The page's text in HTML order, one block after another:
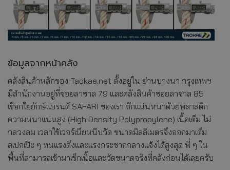
ข้อมูลจากหน้าคลัง
คลังสินค้าหลักของ Taokae.net ตั้งอยู่ใน ย่านบางนา กรุงเทพฯ
มีสำนักงานอยู่ที่ซอยลาซาล 79 และคลังสินค้าซอยลาซาล 85
เชือกใยยักษ์แบรนด์ SAFARI ของเรา ถักแน่นหนาด้วยพลาสติก
ความหนาแน่นสูง (High Density Polypropylene) เนื้อเต็ม ไม่
กลวงลม เวลาใช้เวอร์เนียหนีบวัด ขนาดมิลลิเมตรจึงออกมาเต็ม
สเปกเป๊ะ ๆ ทนแรงดึงและแรงกระชากกลางแจ้งได้สูงสุด พี่ ๆ ใน
พื้นที่สามารถเข้ามาเช็กเนื้อและวัดขนาดจริงที่คลังก่อนได้เลยครับ